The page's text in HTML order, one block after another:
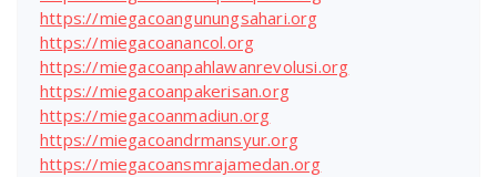
https://miegacoangunungsahari.org
https://miegacoanancol.org
https://miegacoanpahlawanrevolusi.org
https://miegacoanpakerisan.org
https://miegacoanmadiun.org
https://miegacoandrmansyur.org
https://miegacoansmrajamedan.org